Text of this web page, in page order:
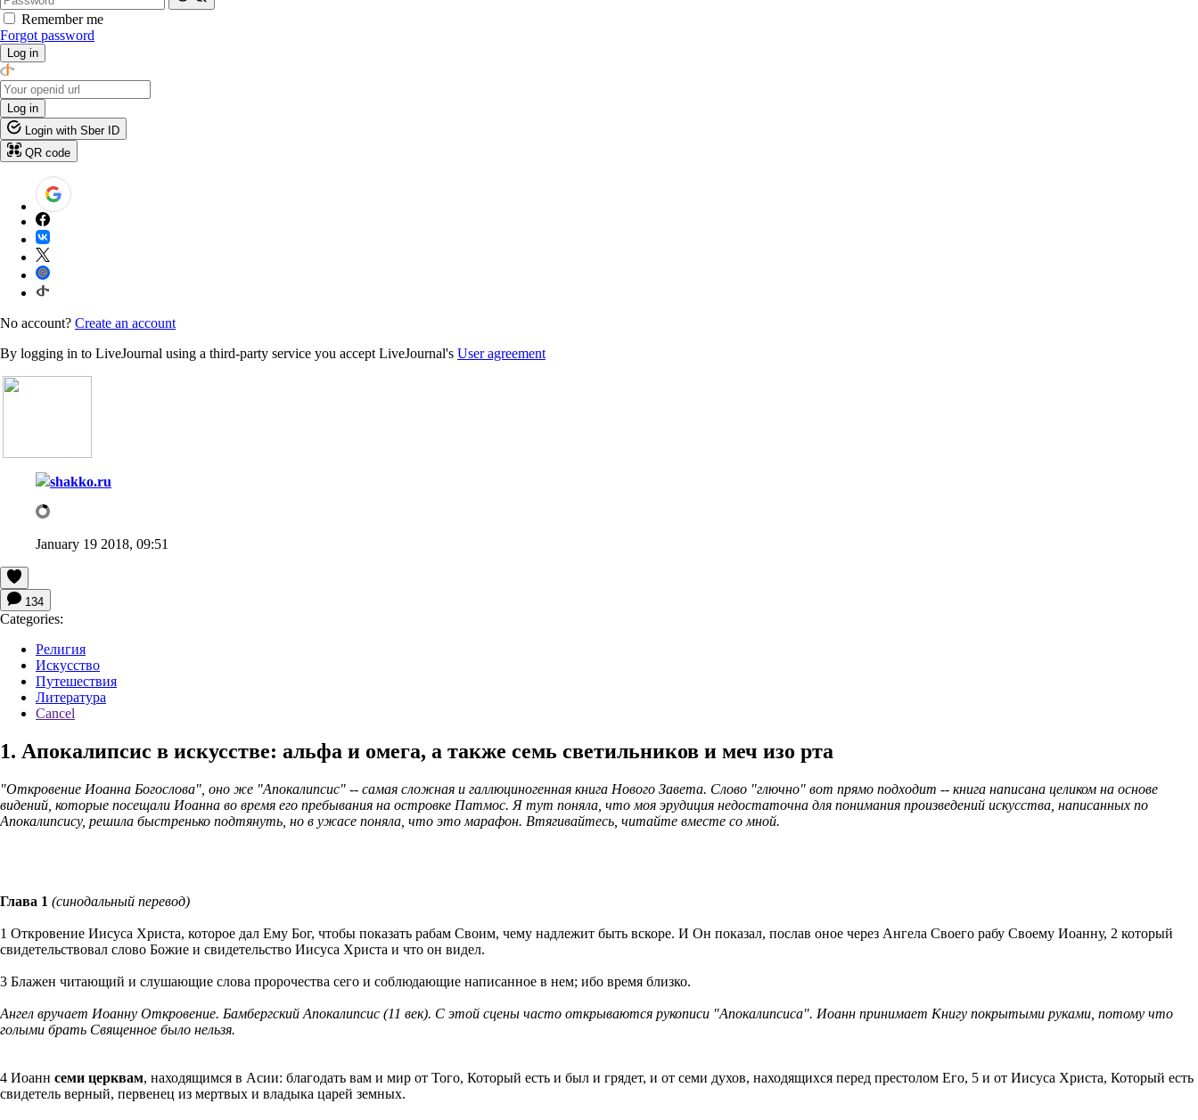
Remember me
Forgot password
Log in
Log in
Login with Sber ID
QR code
No account? Create an account
By logging in to LiveJournal using a third-party service you accept LiveJournal's User agreement
shakko.ru
January 19 2018, 09:51
134
Categories:
Религия
Искусство
Путешествия
Литература
Cancel
1. Апокалипсис в искусстве: альфа и омега, а также семь светильников и меч изо рта
"Откровение Иоанна Богослова", оно же "Апокалипсис" -- самая сложная и галлюциногенная книга Нового Завета. Слово "глючно" вот прямо подходит -- книга написана целиком на основе
видений, которые посещали Иоанна во время его пребывания на островке Патмос. Я тут поняла, что моя эрудиция недостаточна для понимания произведений искусства, написанных по
Апокалипсису, решила быстренько подтянуть, но в ужасе поняла, что это марафон. Втягивайтесь, читайте вместе со мной.
Глава 1 (синодальный перевод)
1 Откровение Иисуса Христа, которое дал Ему Бог, чтобы показать рабам Своим, чему надлежит быть вскоре. И Он показал, послав оное через Ангела Своего рабу Своему Иоанну, 2 который
свидетельствовал слово Божие и свидетельство Иисуса Христа и что он видел.
3 Блажен читающий и слушающие слова пророчества сего и соблюдающие написанное в нем; ибо время близко.
Ангел вручает Иоанну Откровение. Бамбергский Апокалипсис (11 век). С этой сцены часто открываются рукописи "Апокалипсиса". Иоанн принимает Книгу покрытыми руками, потому что
голыми брать Священное было нельзя.
4 Иоанн семи церквам, находящимся в Асии: благодать вам и мир от Того, Который есть и был и грядет, и от семи духов, находящихся перед престолом Его, 5 и от Иисуса Христа, Который есть
свидетель верный, первенец из мертвых и владыка царей земных.